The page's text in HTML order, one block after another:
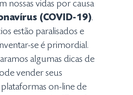
nossas vidas por causa
(COVID-19).
estão paralisados e
se é primordial.
algumas dicas de
vender seus
on-line de